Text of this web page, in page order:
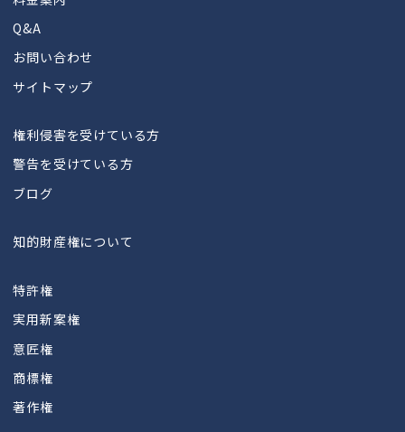
Q&A
お問い合わせ
サイトマップ
権利侵害を受けている方
警告を受けている方
ブログ
知的財産権について
特許権
実用新案権
意匠権
商標権
著作権